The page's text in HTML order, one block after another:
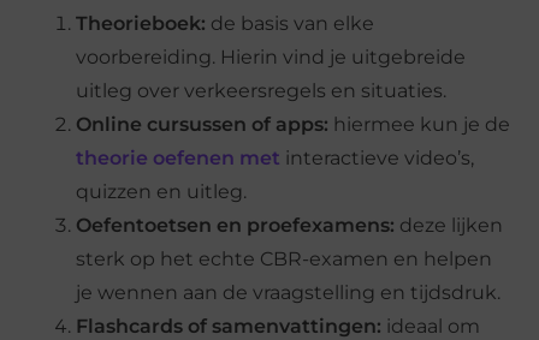
Theorieboek: de basis van elke
voorbereiding. Hierin vind je uitgebreide
uitleg over verkeersregels en situaties.
Online cursussen of apps: hiermee kun je de
theorie oefenen met interactieve video’s,
quizzen en uitleg.
Oefentoetsen en proefexamens: deze lijken
sterk op het echte CBR-examen en helpen
je wennen aan de vraagstelling en tijdsdruk.
Flashcards of samenvattingen: ideaal om